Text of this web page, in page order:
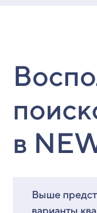
в
Выше
варианты